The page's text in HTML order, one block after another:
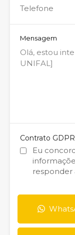
Mensagem
Contrato GDPR
Eu
responder